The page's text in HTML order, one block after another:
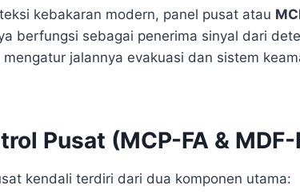
kebakaran modern, panel pusat atau
berfungsi sebagai penerima sinyal dari
mengatur jalannya evakuasi dan sistem
Pusat (MCP-FA & MDF-
kendali terdiri dari dua komponen utama: